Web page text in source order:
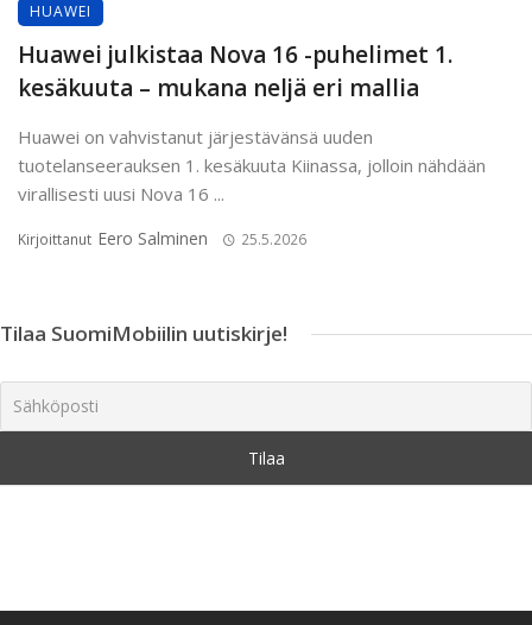
HUAWEI
Huawei julkistaa Nova 16 -puhelimet 1.
kesäkuuta – mukana neljä eri mallia
Huawei on vahvistanut järjestävänsä uuden
tuotelanseerauksen 1. kesäkuuta Kiinassa, jolloin nähdään
virallisesti uusi Nova 16 ...
Kirjoittanut Eero Salminen 25.5.2026
Tilaa SuomiMobiilin uutiskirje!